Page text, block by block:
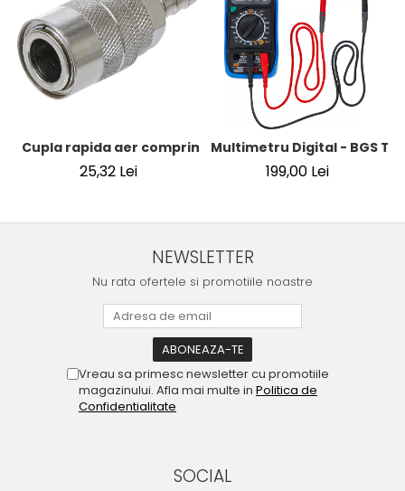
Cupla rapida aer comprimat cu racord furtun 8 mm (5/
25,32 Lei
Multimetru Digital - BGS
199,00 Lei
NEWSLETTER
Nu rata ofertele si promotiile noastre
Vreau sa primesc newsletter cu promotiile
magazinului. Afla mai multe in Politica de
Confidentialitate
SOCIAL